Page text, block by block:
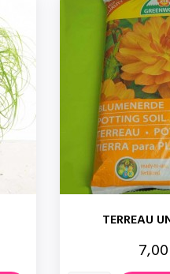
TERREAU
Prix